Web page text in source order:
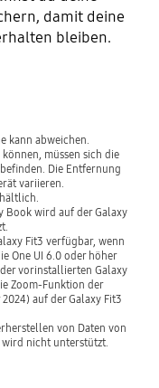
damit deine
bleiben.
kann abweichen.
müssen sich die
Die Entfernung
variieren.
Book wird auf der Galaxy
Fit3 verfügbar, wenn
One UI 6.0 oder höher
vorinstallierten Galaxy
Zoom-Funktion der
auf der Galaxy Fit3
von Daten von
nicht unterstützt.